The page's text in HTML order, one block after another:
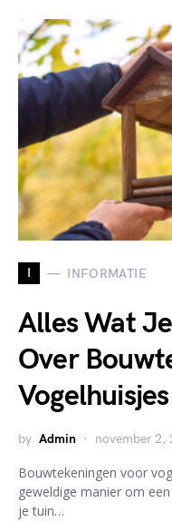
I INFORMATIE
Alles Wat
Over
Vogelhuisjes
by Admin november 2,
Bouwtekeningen voor
geweldige manier om
je tuin…